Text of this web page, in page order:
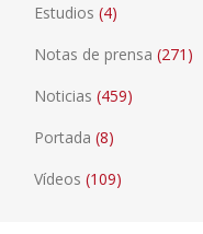
Estudios (4)
Notas de prensa (271)
Noticias (459)
Portada (8)
Vídeos (109)